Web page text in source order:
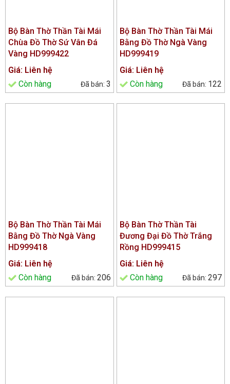
Bộ Bàn Thờ Thần Tài Mái
Chùa Đồ Thờ Sứ Vân Đá
Vàng HD999422
Giá: Liên hệ
Còn hàng
3
Bộ Bàn Thờ Thần Tài Mái
Bằng Đồ Thờ Ngà Vàng
HD999419
Giá: Liên hệ
Còn hàng
122
Bộ Bàn Thờ Thần Tài Mái
Bằng Đồ Thờ Ngà Vàng
HD999418
Giá: Liên hệ
Còn hàng
206
Bộ Bàn Thờ Thần Tài
Đương Đại Đồ Thờ Trắng
Rồng HD999415
Giá: Liên hệ
Còn hàng
297